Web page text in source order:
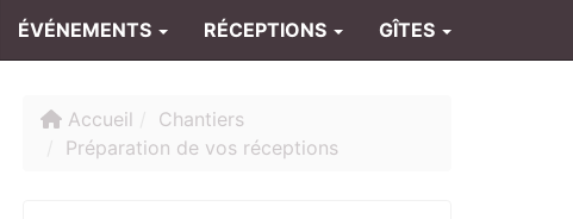
ÉVÉNEMENTS RÉCEPTIONS GÎTES
Accueil
Chantiers
Préparation de vos réceptions